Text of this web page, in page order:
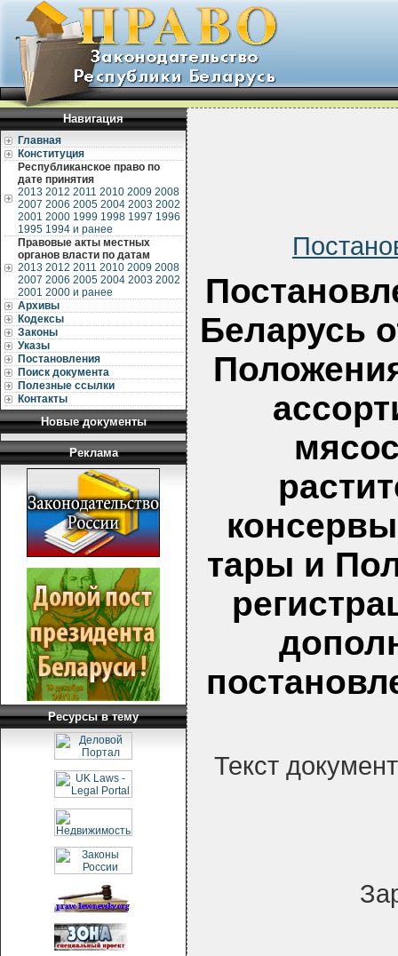
Навигация
Главная
Конституция
Республиканское право по
дате принятия
2013 2012 2011 2010 2009 2008
2007 2006 2005 2004 2003 2002
2001 2000 1999 1998 1997 1996
1995 1994 и ранее
Правовые акты местных
органов власти по датам
2013 2012 2011 2010 2009 2008
2007 2006 2005 2004 2003 2002
2001 2000 и ранее
Архивы
Кодексы
Законы
Указы
Постановления
Поиск документа
Полезные ссылки
Контакты
Новые документы
Реклама
Ресурсы в тему
Беларусь
тары и
Текст